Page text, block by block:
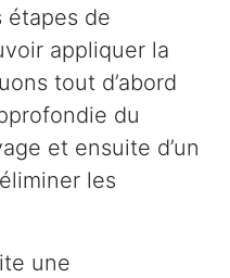
étapes de
appliquer la
tout d’abord
du
et ensuite d’un
les
une